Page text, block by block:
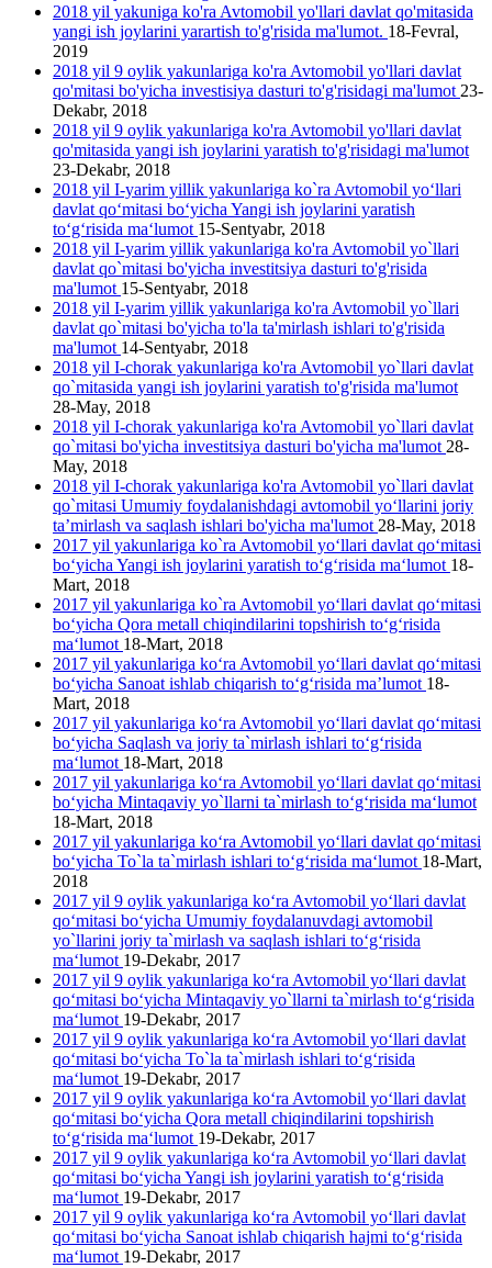
2018 yil yakuniga ko'ra Avtomobil yo'llari davlat qo'mitasida
yangi ish joylarini yarartish to'g'risida ma'lumot. 18-Fevral,
2019
2018 yil 9 oylik yakunlariga ko'ra Avtomobil yo'llari davlat
qo'mitasi bo'yicha investisiya dasturi to'g'risidagi ma'lumot 23-
Dekabr, 2018
2018 yil 9 oylik yakunlariga ko'ra Avtomobil yo'llari davlat
qo'mitasida yangi ish joylarini yаratish to'g'risidagi ma'lumot
23-Dekabr, 2018
2018 yil I-yarim yillik yakunlariga ko`ra Avtomobil yo‘llari
davlat qo‘mitasi bo‘yicha Yangi ish joylarini yaratish
to‘g‘risida ma‘lumot 15-Sentyabr, 2018
2018 yil I-yarim yillik yakunlariga ko'ra Avtomobil yo`llari
davlat qo`mitasi bo'yicha investitsiya dasturi to'g'risida
ma'lumot 15-Sentyabr, 2018
2018 yil I-yarim yillik yakunlariga ko'ra Avtomobil yo`llari
davlat qo`mitasi bo'yicha to'la ta'mirlash ishlari to'g'risida
ma'lumot 14-Sentyabr, 2018
2018 yil I-chorak yakunlariga ko'ra Avtomobil yo`llari davlat
qo`mitasida yangi ish joylarini yaratish to'g'risida ma'lumot
28-May, 2018
2018 yil I-chorak yakunlariga ko'ra Avtomobil yo`llari davlat
qo`mitasi bo'yicha investitsiya dasturi bo'yicha ma'lumot 28-
May, 2018
2018 yil I-chorak yakunlariga ko'ra Avtomobil yo`llari davlat
qo`mitasi Umumiy foydalanishdagi avtomobil yo‘llarini joriy
ta’mirlash va saqlash ishlari bo'yicha ma'lumot 28-May, 2018
2017 yil yakunlariga ko`ra Avtomobil yo‘llari davlat qo‘mitasi
bo‘yicha Yangi ish joylarini yaratish to‘g‘risida ma‘lumot 18-
Mart, 2018
2017 yil yakunlariga ko`ra Avtomobil yo‘llari davlat qo‘mitasi
bo‘yicha Qora metall chiqindilarini topshirish to‘g‘risida
ma‘lumot 18-Mart, 2018
2017 yil yakunlariga ko‘ra Avtomobil yo‘llari davlat qo‘mitasi
bo‘yicha Sanoat ishlab chiqarish to‘g‘risida ma’lumot 18-
Mart, 2018
2017 yil yakunlariga ko‘ra Avtomobil yo‘llari davlat qo‘mitasi
bo‘yicha Saqlash va joriy ta`mirlash ishlari to‘g‘risida
ma‘lumot 18-Mart, 2018
2017 yil yakunlariga ko‘ra Avtomobil yo‘llari davlat qo‘mitasi
bo‘yicha Mintaqaviy yo`llarni ta`mirlash to‘g‘risida ma‘lumot
18-Mart, 2018
2017 yil yakunlariga ko‘ra Avtomobil yo‘llari davlat qo‘mitasi
bo‘yicha To`la ta`mirlash ishlari to‘g‘risida ma‘lumot 18-Mart,
2018
2017 yil 9 oylik yakunlariga ko‘ra Avtomobil yo‘llari davlat
qo‘mitasi bo‘yicha Umumiy foydalanuvdagi avtomobil
yo`llarini joriy ta`mirlash va saqlash ishlari to‘g‘risida
ma‘lumot 19-Dekabr, 2017
2017 yil 9 oylik yakunlariga ko‘ra Avtomobil yo‘llari davlat
qo‘mitasi bo‘yicha Mintaqaviy yo`llarni ta`mirlash to‘g‘risida
ma‘lumot 19-Dekabr, 2017
2017 yil 9 oylik yakunlariga ko‘ra Avtomobil yo‘llari davlat
qo‘mitasi bo‘yicha To`la ta`mirlash ishlari to‘g‘risida
ma‘lumot 19-Dekabr, 2017
2017 yil 9 oylik yakunlariga ko‘ra Avtomobil yo‘llari davlat
qo‘mitasi bo‘yicha Qora metall chiqindilarini topshirish
to‘g‘risida ma‘lumot 19-Dekabr, 2017
2017 yil 9 oylik yakunlariga ko‘ra Avtomobil yo‘llari davlat
qo‘mitasi bo‘yicha Yangi ish joylarini yaratish to‘g‘risida
ma‘lumot 19-Dekabr, 2017
2017 yil 9 oylik yakunlariga ko‘ra Avtomobil yo‘llari davlat
qo‘mitasi bo‘yicha Sanoat ishlab chiqarish hajmi to‘g‘risida
ma‘lumot 19-Dekabr, 2017